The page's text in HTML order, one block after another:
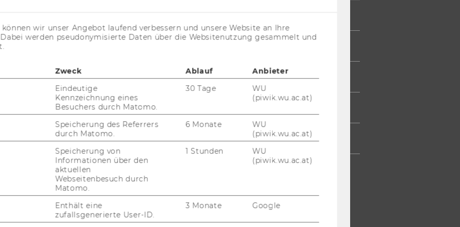
IMPACT DER FORSCHUNG
FORSCHUNG
FORSCHUNGSINFRASTRUKTUR
PRESSE
UNTERNEHMEN
Anbieter)
wir unser Angebot laufend verbessern und unsere Website an Ihre
werden pseudonymisierte Daten über die Websitenutzung gesammelt und
Zweck Ablauf
Anbieter
Eindeutige
Kennzeichnung eines
Besuchers durch Matomo.
30 Tage
WU
(piwik.wu.ac.at)
Speicherung des Referrers
durch Matomo.
6 Monate
WU
(piwik.wu.ac.at)
Speicherung von
Informationen über den
aktuellen
Webseitenbesuch durch
Matomo.
1 Stunden
WU
(piwik.wu.ac.at)
Enthält eine
zufallsgenerierte User-ID.
3 Monate Google